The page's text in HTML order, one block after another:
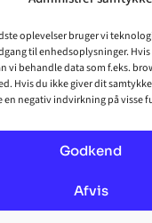
oplevelser bruger vi
til enhedsoplysninger.
vi behandle data som f.eks.
Hvis du ikke giver dit
en negativ indvirkning på visse
Godkend
Afvis